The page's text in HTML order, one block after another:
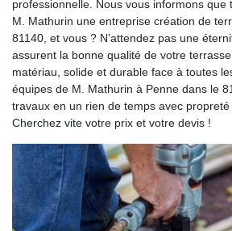
professionnelle. Nous vous informons que
M. Mathurin une entreprise création de
81140, et vous ? N’attendez pas une
assurent la bonne qualité de votre
matériau, solide et durable face à toutes
équipes de M. Mathurin à Penne dans le
travaux en un rien de temps avec propreté
Cherchez vite votre prix et votre devis !